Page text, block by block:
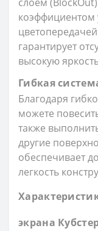
коэффициентом
гарантирует
высокую
Гибкая
Благодаря
можете
также
другие
обеспечивает
легкость
экрана